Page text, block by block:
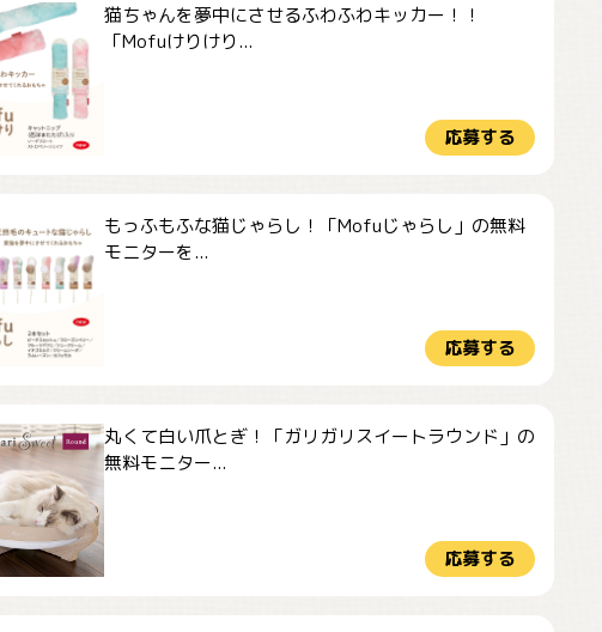
猫ちゃんを夢中にさせるふわふわキッカー！！
「Mofuけりけり...
応募する
もっふもふな猫じゃらし！「Mofuじゃらし」の無料
モニターを...
応募する
丸くて白い爪とぎ！「ガリガリスイートラウンド」の
無料モニター...
応募する